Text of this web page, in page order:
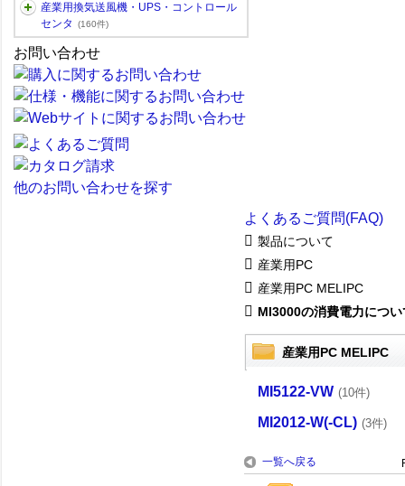
産業用換気送風機・UPS・コントロール
センタ
(160件)
お問い合わせ
他のお問い合わせを探す
よくあるご質問(FAQ)
製品について
産業用PC
産業用PC MELIPC
MI3000の消費電力につい
産業用PC MELIPC
MI5122-VW (10件)
MI2012-W(-CL) (3件)
一覧へ戻る